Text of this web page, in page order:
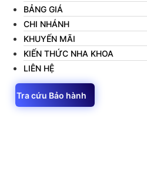
BẢNG GIÁ
CHI NHÁNH
KHUYẾN MÃI
KIẾN THỨC NHA KHOA
LIÊN HỆ
Tra cứu Bảo hành